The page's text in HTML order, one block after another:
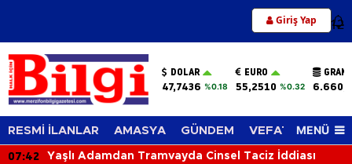
Giriş Yap 12
DOLAR
47,7436 %0.18
EURO
55,2510 %0.32
RESMİ İLANLAR AMASYA GÜNDEM VEFAT EDENLER
MENÜ
07:42 Yaşlı Adamdan Tramvayda Cinsel Taciz İddiası